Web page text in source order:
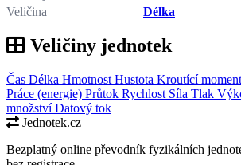
Veličina
Délka
Veličiny jednotek
Čas Délka Hmotnost Hustota Kroutící moment
Práce (energie) Průtok Rychlost Síla Tlak
množstvíDatový tok
Jednotek.cz
Bezplatný online převodník fyzikálních